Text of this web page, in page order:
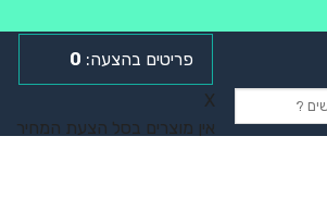
0
X
אין מוצרים בסל הצעת המחיר